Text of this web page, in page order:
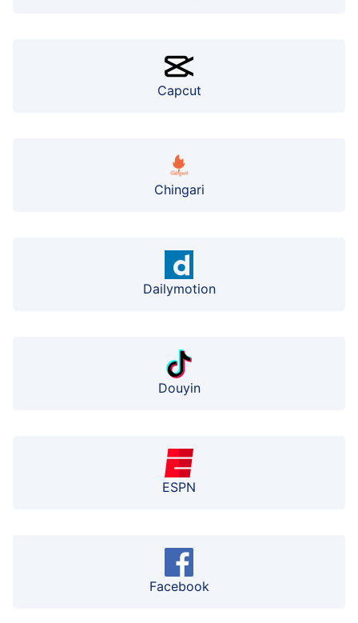
Capcut
Chingari
Dailymotion
Douyin
ESPN
Facebook